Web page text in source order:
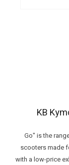
"Go" is the
scooters made
with a low-price